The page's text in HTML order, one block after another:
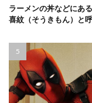
ラーメンの丼などにあ
喜紋（そうきもん）と